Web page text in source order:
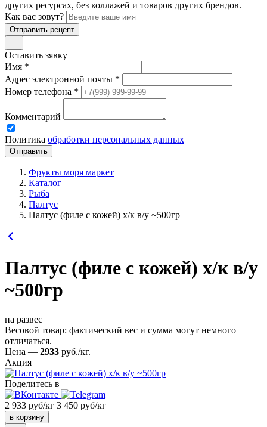
других ресурсах, без коллажей и товаров других брендов.
Как вас зовут?
Отправить рецепт
Оставить зявку
Имя *
Адрес электронной почты *
Номер телефона *
Комментарий
Политика обработки персональных данных
Фрукты моря маркет
Каталог
Рыба
Палтус
Палтус (филе с кожей) х/к в/у ~500гр
Палтус (филе с кожей) х/к в/у
~500гр
на развес
Весовой товар: фактический вес и сумма могут немного
отличаться.
Цена — 2933 руб./кг.
Акция
Поделитесь в
2 933 руб/кг 3 450 руб/кг
в корзину